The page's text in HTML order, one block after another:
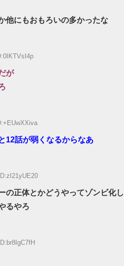
他にもおもろいの多かったな
が
12話が弱くなるからなあ
の正体とかどうやってゾンビ化し
るやろ